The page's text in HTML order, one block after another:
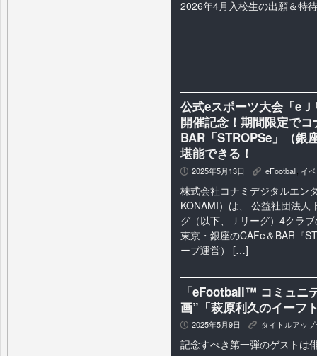
2026年4月入校生の出願＆特
公式eスポーツ大会「e
開催記念！期間限定で
BAR「STROPSe」（銀
堪能できる！
P 2025年5月13日 K eFootball イ
株式会社コナミデジタルエン
KONAMI）は、 公益社団法人
グ（以下、Ｊリーグ）4クラ
東京・銀座のCAFe＆BAR『
ープ運営） […]
「eFootball™ コミュニ
画”「萩原利久のイーフ
P 2025年5月9日 K タイトルアッ
記念すべき第一弾のゲストは